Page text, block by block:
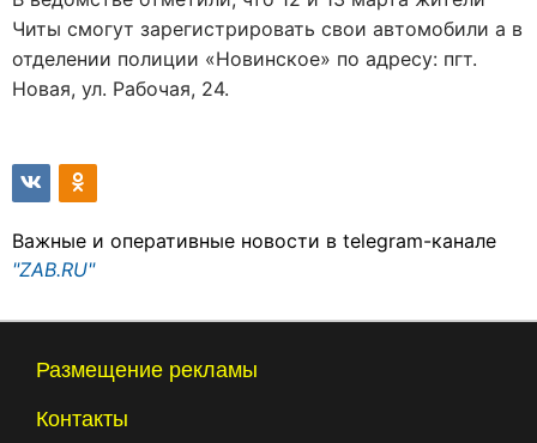
Читы смогут зарегистрировать свои автомобили а в
отделении полиции «Новинское» по адресу: пгт.
Новая, ул. Рабочая, 24.
Важные и оперативные новости в telegram-канале
"ZAB.RU"
Размещение рекламы
Контакты